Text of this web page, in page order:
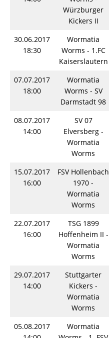
Würzburger
Kickers II
30.06.2017
18:30
Wormatia
Worms - 1.FC
Kaiserslautern
07.07.2017
18:00
Wormatia
Worms - SV
Darmstadt 98
08.07.2017
14:00
SV 07
Elversberg -
Wormatia
Worms
15.07.2017
16:00
FSV Hollenbach
1970 -
Wormatia
Worms
22.07.2017
16:00
TSG 1899
Hoffenheim II -
Wormatia
Worms
29.07.2017
14:00
Stuttgarter
Kickers -
Wormatia
Worms
05.08.2017
Wormatia